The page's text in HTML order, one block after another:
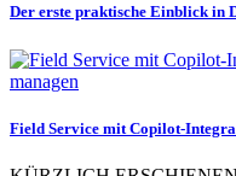
Der erste praktische Einblick in
Field Service mit Copilot-